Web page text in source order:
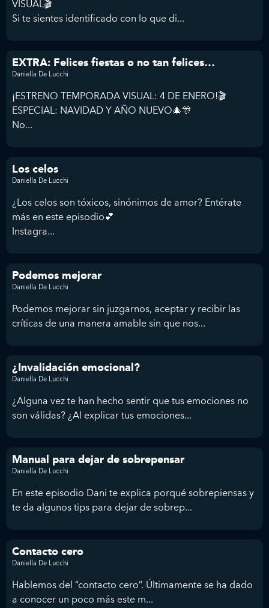
VISUAL🎬
Si te sientes identificado con lo que di...
EXTRA: Felices fiestas o no tan felices…
Daniella De Lucchi
¡ESTRENO TEMPORADA VISUAL: 4 DE ENERO!🎬
ESPECIAL: NAVIDAD Y AÑO NUEVO🎄🎊
No...
Los celos
Daniella De Lucchi
¿Los celos son tóxicos, sinónimos de amor? Entérate
más en este episodio💕
Instagra...
Podemos mejorar
Daniella De Lucchi
Podemos mejorar sin juzgarnos, aceptar y recibir las
críticas de una manera amable sin que nos...
¿Invalidación emocional?
Daniella De Lucchi
¿Alguna vez te han hecho sentir que tus emociones no
son válidas? ¿Al explicar tus emociones...
Manual para dejar de sobrepensar
Daniella De Lucchi
En este episodio Dani te explica porqué sobrepiensas y
te da algunos tips para dejar de sobrep...
Contacto cero
Daniella De Lucchi
Hablemos del “contacto cero”. Últimamente se ha dado
a conocer un poco más este m...